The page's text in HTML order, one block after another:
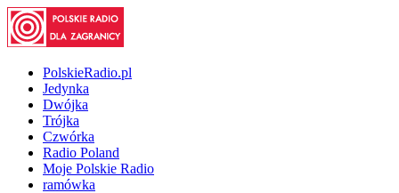
PolskieRadio.pl
Jedynka
Dwójka
Trójka
Czwórka
Radio Poland
Moje Polskie Radio
ramówka